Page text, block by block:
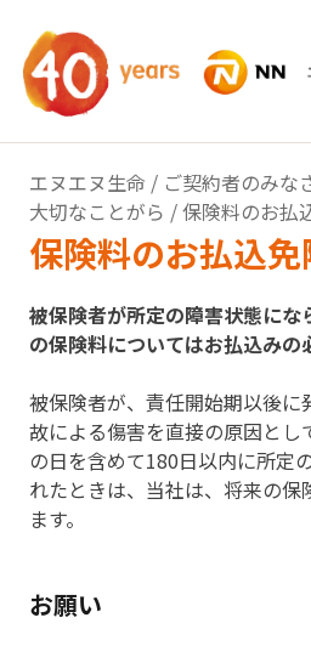
エヌエヌ生命 / ご契約者のみな
大切なことがら / 保険料のお払
保険料のお払込
被保険者が所定の障害状態に
の保険料についてはお払込みの
被保険者が、責任開始期以後
故による傷害を直接の原因とし
の日を含めて180日以内に所定
れたときは、当社は、将来の保
ます。
お願い